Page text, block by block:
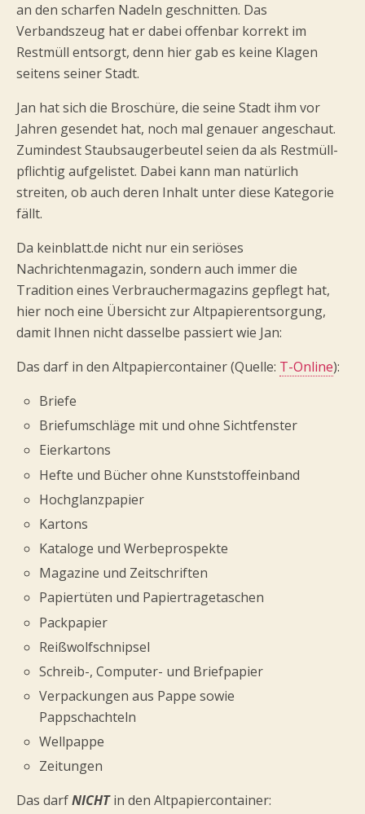
an den scharfen Nadeln geschnitten. Das
Verbandszeug hat er dabei offenbar korrekt im
Restmüll entsorgt, denn hier gab es keine Klagen
seitens seiner Stadt.
Jan hat sich die Broschüre, die seine Stadt ihm vor
Jahren gesendet hat, noch mal genauer angeschaut.
Zumindest Staubsaugerbeutel seien da als Restmüll-
pflichtig aufgelistet. Dabei kann man natürlich
streiten, ob auch deren Inhalt unter diese Kategorie
fällt.
Da keinblatt.de nicht nur ein seriöses
Nachrichtenmagazin, sondern auch immer die
Tradition eines Verbrauchermagazins gepflegt hat,
hier noch eine Übersicht zur Altpapierentsorgung,
damit Ihnen nicht dasselbe passiert wie Jan:
Das darf in den Altpapiercontainer (Quelle: T-Online):
Briefe
Briefumschläge mit und ohne Sichtfenster
Eierkartons
Hefte und Bücher ohne Kunststoffeinband
Hochglanzpapier
Kartons
Kataloge und Werbeprospekte
Magazine und Zeitschriften
Papiertüten und Papiertragetaschen
Packpapier
Reißwolfschnipsel
Schreib-, Computer- und Briefpapier
Verpackungen aus Pappe sowie
Pappschachteln
Wellpappe
Zeitungen
Das darfNICHT in den Altpapiercontainer: